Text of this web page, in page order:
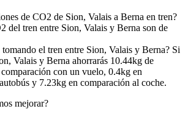
de CO2 de Sion, Valais a Berna en tren?
del tren entre Sion, Valais y Berna son de
el tren entre Sion, Valais y Berna? Si
Valais y Berna ahorrarás 10.44kg de
con un vuelo, 0.4kg en
y 7.23kg en comparación al coche.
mejorar?